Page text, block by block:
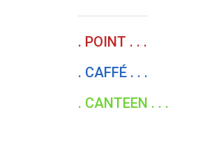
. POINT . . .
. CAFFÉ . . .
. CANTEEN . . .